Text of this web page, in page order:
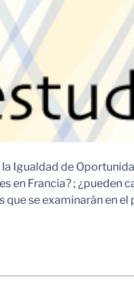
Igualdad de
en Francia? ; ¿pueden
que se examinarán en